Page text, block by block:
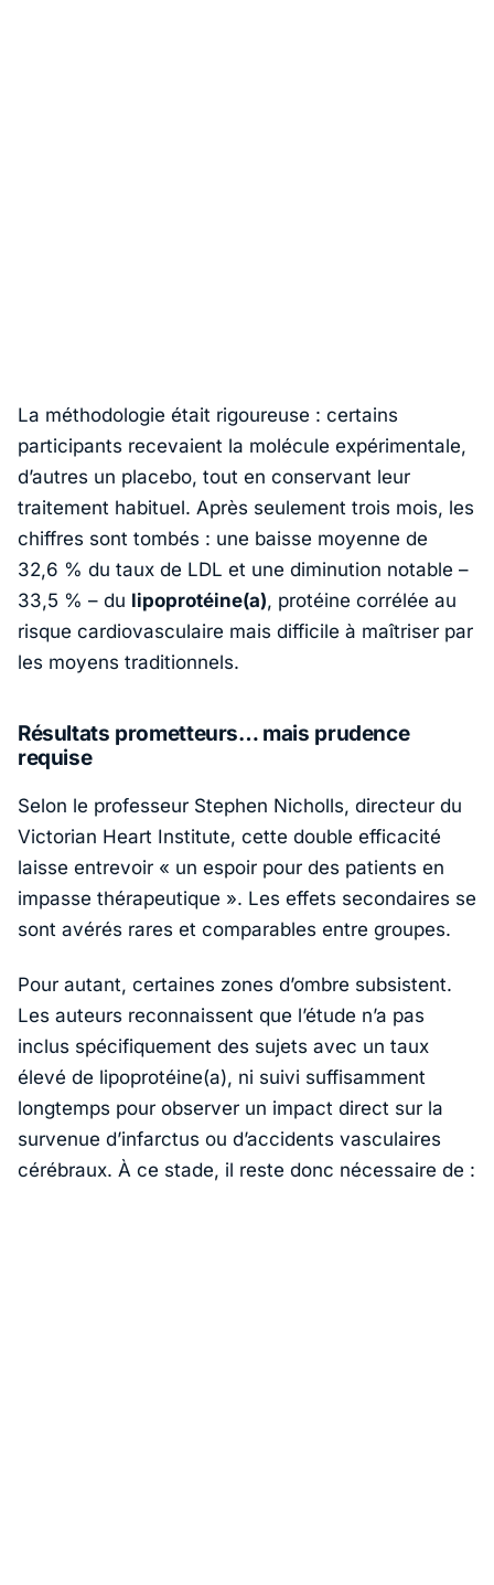
La méthodologie était rigoureuse : certains
participants recevaient la molécule expérimentale,
d’autres un placebo, tout en conservant leur
traitement habituel. Après seulement trois mois, les
chiffres sont tombés : une baisse moyenne de
32,6 % du taux de LDL et une diminution notable –
33,5 % – du lipoprotéine(a), protéine corrélée au
risque cardiovasculaire mais difficile à maîtriser par
les moyens traditionnels.
Résultats prometteurs… mais prudence
requise
Selon le professeur Stephen Nicholls, directeur du
Victorian Heart Institute, cette double efficacité
laisse entrevoir « un espoir pour des patients en
impasse thérapeutique ». Les effets secondaires se
sont avérés rares et comparables entre groupes.
Pour autant, certaines zones d’ombre subsistent.
Les auteurs reconnaissent que l’étude n’a pas
inclus spécifiquement des sujets avec un taux
élevé de lipoprotéine(a), ni suivi suffisamment
longtemps pour observer un impact direct sur la
survenue d’infarctus ou d’accidents vasculaires
cérébraux. À ce stade, il reste donc nécessaire de :